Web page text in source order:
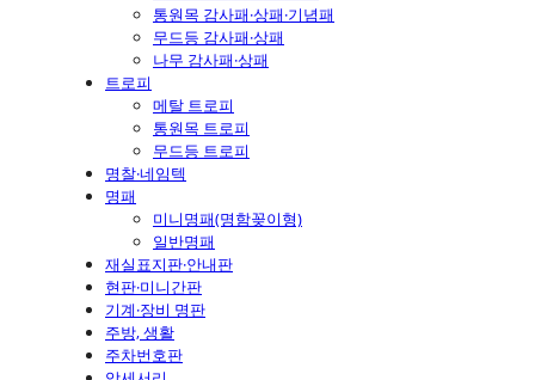
통원목 감사패·상패·기념패
무드등 감사패·상패
나무 감사패·상패
트로피
메탈 트로피
통원목 트로피
무드등 트로피
명찰·네임텍
명패
미니명패(명함꽂이형)
일반명패
재실표지판·안내판
현판·미니간판
기계·장비 명판
주방, 생활
주차번호판